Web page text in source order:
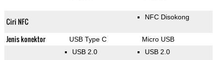
Ciri NFC NFC Disokong
Jenis konektor USB Type C Micro USB
USB 2.0 USB 2.0